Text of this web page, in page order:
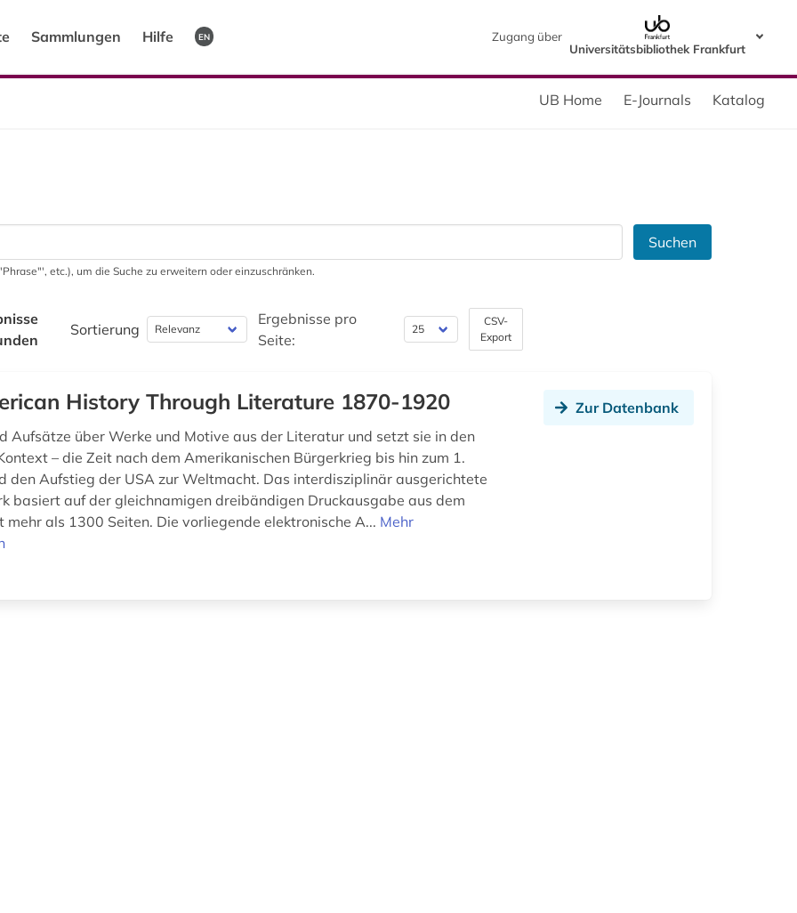
Sammlungen Hilfe EN
Zugang über
Universitätsbibliothek Frankfurt
UB Home E-Journals Katalog
Suchen
etc.), um die Suche zu erweitern oder einzuschränken.
Sortierung
Ergebnisse pro
Seite:
CSV-
Export
History Through Literature 1870-1920
Aufsätze über Werke und Motive aus der Literatur und setzt sie in den
– die Zeit nach dem Amerikanischen Bürgerkrieg bis hin zum 1.
den Aufstieg der USA zur Weltmacht. Das interdisziplinär ausgerichtete
basiert auf der gleichnamigen dreibändigen Druckausgabe aus dem
mehr als 1300 Seiten. Die vorliegende elektronische A... Mehr
Zur Datenbank